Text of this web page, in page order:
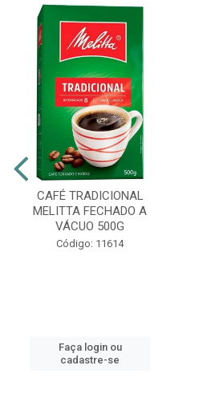
CAFÉ TRADICIONAL
MELITTA FECHADO A
VÁCUO 500G
Código: 11614
Faça login ou
cadastre-se